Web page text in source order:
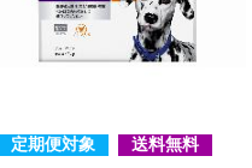
定期便対象 送料無料